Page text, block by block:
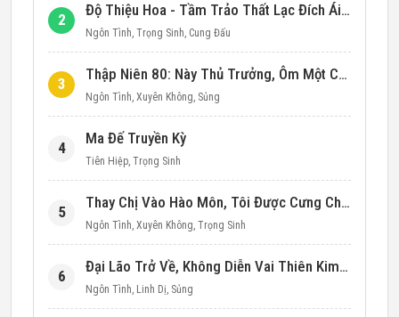
2
Độ Thiệu Hoa - Tầm Trảo Thất Lạc Đích Ái Tình
Ngôn Tình, Trọng Sinh, Cung Đấu
3
Thập Niên 80: Này Thủ Trưởng, Ôm Một Cái Đi!
Ngôn Tình, Xuyên Không, Sủng
4
Ma Đế Truyền Kỳ
Tiên Hiệp, Trọng Sinh
5
Thay Chị Vào Hào Môn, Tôi Được Cưng Chiều Hết Mực (Thập Niên 90)
Ngôn Tình, Xuyên Không, Trọng Sinh
6
Đại Lão Trở Về, Không Diễn Vai Thiên Kim Giả Nữa
Ngôn Tình, Linh Dị, Sủng